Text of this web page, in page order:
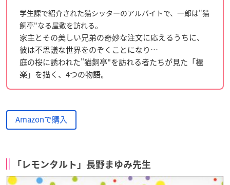
学生課で紹介された猫シッターのアルバイトで、一郎は"猫
飼亭"なる屋敷を訪れる。
家主とその美しい兄弟の奇妙な注文に応えるうちに、
彼は不思議な世界をのぞくことになり…
庭の桜に誘われた"猫飼亭"を訪れる者たちが見た「極
楽」を描く、4つの物語。
Amazonで購入
「レモンタルト」長野まゆみ先生